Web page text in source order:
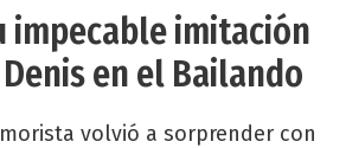
impecable imitación
en el Bailando
volvió a sorprender con